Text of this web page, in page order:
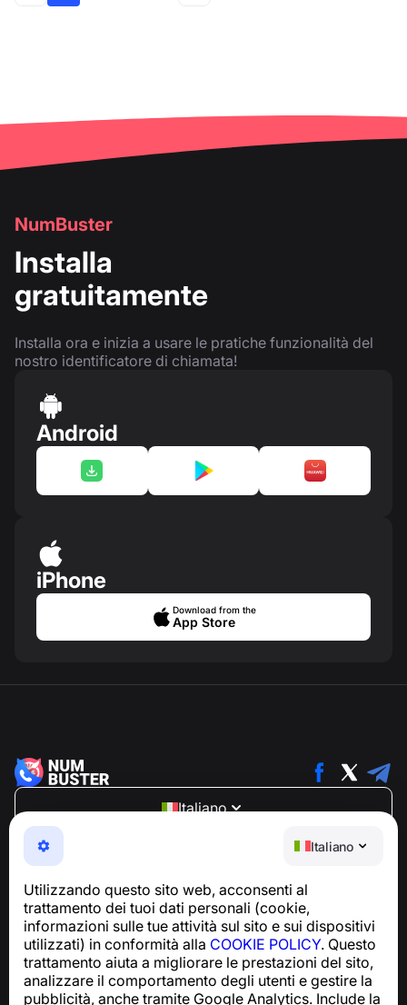
Italiano
Utilizzando questo sito web, acconsenti al
trattamento dei tuoi dati personali (cookie,
informazioni sulle tue attività sul sito e sui dispositivi
utilizzati) in conformità alla COOKIE POLICY. Questo
trattamento aiuta a migliorare le prestazioni del sito,
analizzare il comportamento degli utenti e gestire la
pubblicità, anche tramite Google Analytics. Include la
NumBuster
Installa
gratuitamente
Installa ora e inizia a usare le pratiche funzionalità del
nostro identificatore di chiamata!
Android
iPhone
Download from the
App Store
Italiano
NumBuster © 2013—2026 ·
support@numbuster.com
Un'app facile da usare che ti protegge da truffe
Per richieste relative alla conformità al GDPR:
support@numbuster.com
Centro assistenza
Notizie e articoli